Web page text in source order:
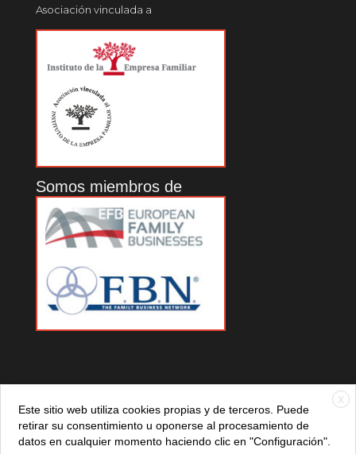
Asociación vinculada a
Somos miembros de
X
Este sitio web utiliza cookies propias y de terceros. Puede
retirar su consentimiento u oponerse al procesamiento de
datos en cualquier momento haciendo clic en "Configuración".